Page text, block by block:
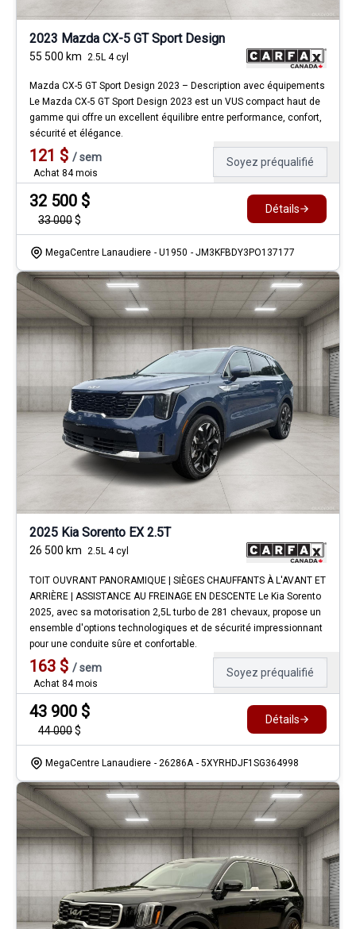
2023 Mazda CX-5 GT Sport Design
55 500 km 2.5L 4 cyl
Mazda CX-5 GT Sport Design 2023 – Description avec équipements
Le Mazda CX-5 GT Sport Design 2023 est un VUS compact haut de
gamme qui offre un excellent équilibre entre performance, confort,
sécurité et élégance.
121 $ /sem
Achat 84 mois
Soyez préqualifié
32 500 $
33 000$
Détails
MegaCentre Lanaudiere - U1950 - JM3KFBDY3PO137177
2025 Kia Sorento EX 2.5T
26 500 km 2.5L 4 cyl
TOIT OUVRANT PANORAMIQUE | SIÈGES CHAUFFANTS À L'AVANT ET
ARRIÈRE | ASSISTANCE AU FREINAGE EN DESCENTE Le Kia Sorento
2025, avec sa motorisation 2,5L turbo de 281 chevaux, propose un
ensemble d'options technologiques et de sécurité impressionnant
pour une conduite sûre et confortable.
163 $ /sem
Achat 84 mois
Soyez préqualifié
43 900 $
44 000$
Détails
MegaCentre Lanaudiere - 26286A - 5XYRHDJF1SG364998